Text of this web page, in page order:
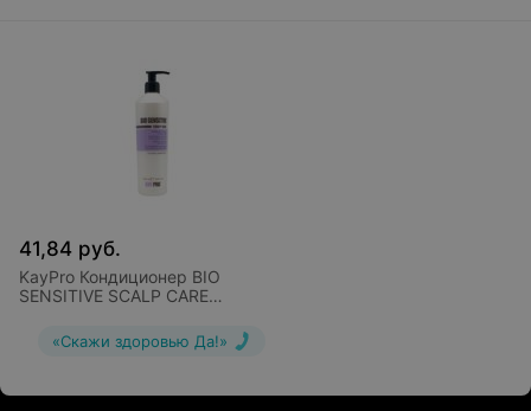
41,84 руб.
KayPro Кондиционер BIO
SENSITIVE SCALP CARE
чувствительной кожи головы
350 мл
«Скажи здоровью Да!»